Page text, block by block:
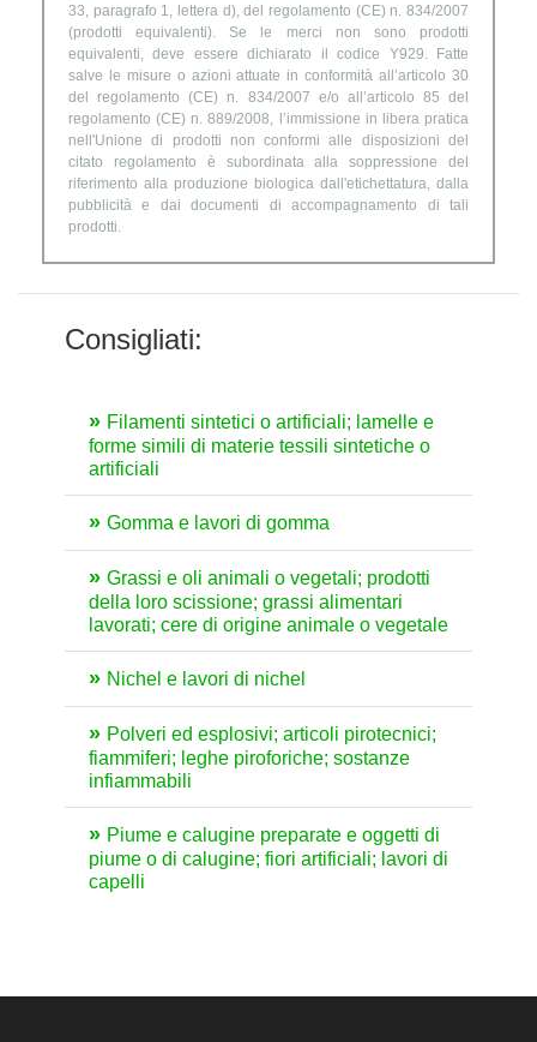
33, paragrafo 1, lettera d), del regolamento (CE) n. 834/2007
(prodotti equivalenti). Se le merci non sono prodotti
equivalenti, deve essere dichiarato il codice Y929. Fatte
salve le misure o azioni attuate in conformità all’articolo 30
del regolamento (CE) n. 834/2007 e/o all’articolo 85 del
regolamento (CE) n. 889/2008, l’immissione in libera pratica
nell'Unione di prodotti non conformi alle disposizioni del
citato regolamento è subordinata alla soppressione del
riferimento alla produzione biologica dall'etichettatura, dalla
pubblicità e dai documenti di accompagnamento di tali
prodotti.
Consigliati:
Filamenti sintetici o artificiali; lamelle e
forme simili di materie tessili sintetiche o
artificiali
Gomma e lavori di gomma
Grassi e oli animali o vegetali; prodotti
della loro scissione; grassi alimentari
lavorati; cere di origine animale o vegetale
Nichel e lavori di nichel
Polveri ed esplosivi; articoli pirotecnici;
fiammiferi; leghe piroforiche; sostanze
infiammabili
Piume e calugine preparate e oggetti di
piume o di calugine; fiori artificiali; lavori di
capelli